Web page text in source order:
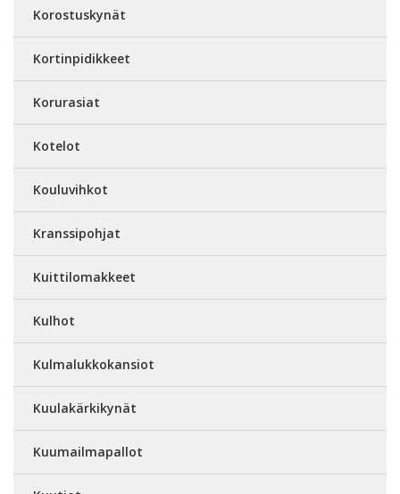
Korostuskynät
Kortinpidikkeet
Korurasiat
Kotelot
Kouluvihkot
Kranssipohjat
Kuittilomakkeet
Kulhot
Kulmalukkokansiot
Kuulakärkikynät
Kuumailmapallot